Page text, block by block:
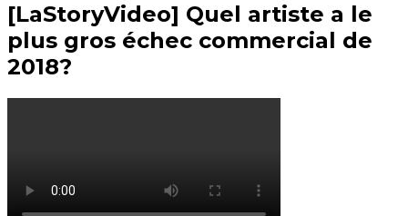
[LaStoryVideo] Quel artiste a le
plus gros échec commercial de
2018?